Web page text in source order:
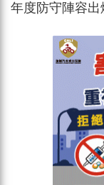
年度防守陣容